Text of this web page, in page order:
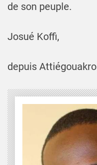
de son peuple.
Josué Koffi,
depuis Attiégouakro